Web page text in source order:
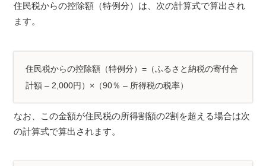
住民税からの控除額（特例分）は、次の計算式で算出され
ます。
住民税からの控除額（特例分）=（ふるさと納税の寄付合
計額 – 2,000円）×（90％ – 所得税の税率）
なお、この金額が住民税の所得割額の2割を超える場合は次
の計算式で算出されます。